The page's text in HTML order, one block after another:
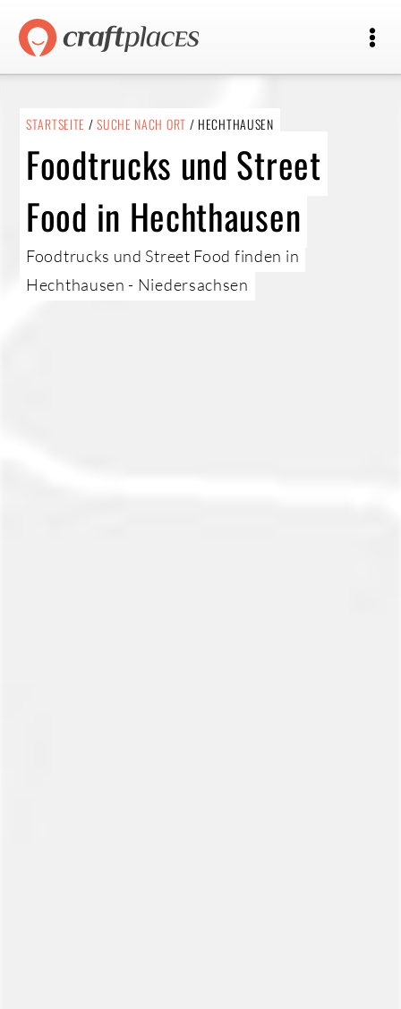
STARTSEITE /SUCHE NACH ORT / HECHTHAUSEN
Foodtrucks und Street
Food in Hechthausen
Foodtrucks und Street Food finden in
Hechthausen - Niedersachsen